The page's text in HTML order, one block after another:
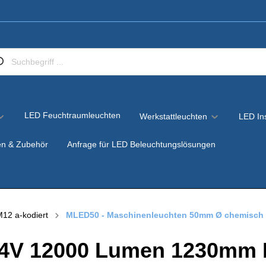
LED Feuchtraumleuchten Werkstattleuchten LED
& Zubehör Anfrage für LED Beleuchtungslösungen
230 Volt /
& OEM
– LED
M-LED50 - LED
a-kodiert MLED50 - Maschinenleuchten 50mm Ø
12000 Lumen 1230mm